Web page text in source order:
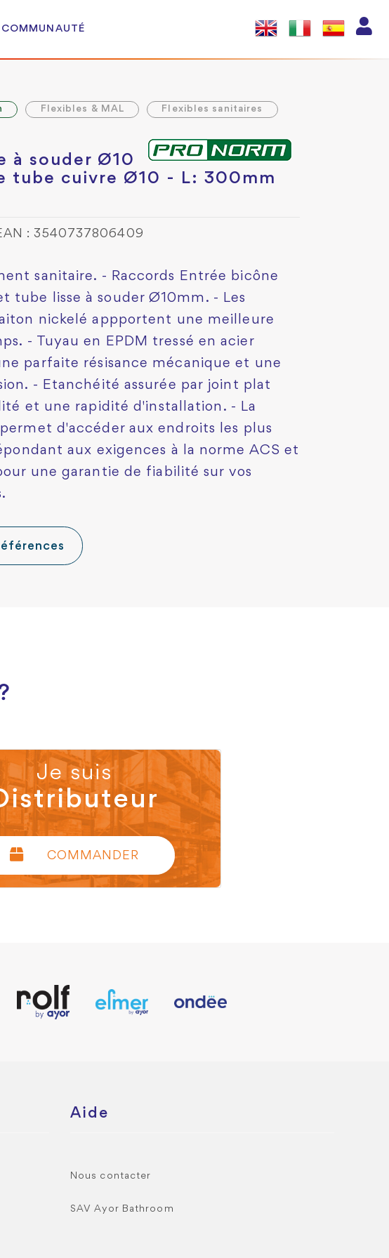
COMMUNAUTÉ
Flexibles & MAL Flexibles sanitaires
à souder Ø10
tube cuivre Ø10 - L: 300mm
: 3540737806409
sanitaire. - Raccords Entrée bicône
tube lisse à souder Ø10mm. - Les
nickelé appportent une meilleure
- Tuyau en EPDM tressé en acier
parfaite résisance mécanique et une
- Etanchéité assurée par joint plat
et une rapidité d'installation. - La
d'accéder aux endroits les plus
aux exigences à la norme ACS et
une garantie de fiabilité sur vos
Je suis
COMMANDER
Aide
Nous contacter
SAV Ayor Bathroom